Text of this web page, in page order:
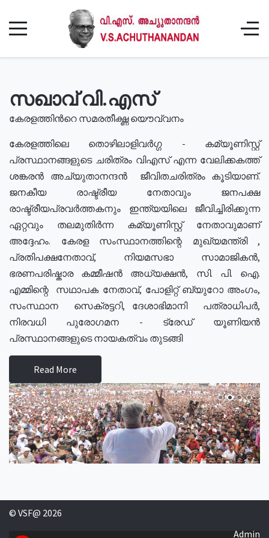
സഖാവ് വി.എസ്
കേരളത്തിൻറെ സമരതീക്ഷ്ണ യൌവ്വനം
കേരളത്തിലെ തൊഴിലാളിവർഗ്ഗ - കമ്യൂണിസ്റ്റ്
പ്രസ്ഥാനങ്ങളുടെ ചരിത്രം വിഎസ് എന്ന വേലിക്കകത്ത്
ശങ്കരൻ അച്യുതാനന്ദൻ ജീവിതചരിത്രം കൂടിയാണ്.
ജനകീയ രാഷ്ട്രീയ നേതാവും ജനപക്ഷ
രാഷ്ട്രീയപ്രവർത്തകനും ഇന്ത്യയിലെ ജീവിച്ചിരിക്കുന്ന
ഏറ്റവും തലമുതിർന്ന കമ്യൂണിസ്റ്റ് നേതാവുമാണ്
അദ്ദേഹം. കേരള സംസ്ഥാനത്തിന്റെ മുഖ്യമന്ത്രി ,
പ്രതിപക്ഷനേതാവ്, നിയമസഭാ സാമാജികൻ,
ഭരണപരിഷ്കാര കമ്മീഷൻ അധ്യക്ഷൻ, സി. പി. ഐ.
എമ്മിന്റെ സഥാപക നേതാവ്, പോളിറ്റ് ബ്യുറോ അംഗം,
സംസ്ഥാന സെക്രട്ടറി, ദേശാഭിമാനി പത്രാധിപർ,
നിരവധി പുരോഗമന - ട്രേഡ് യൂണിയൻ
പ്രസ്ഥാനങ്ങളുടെ നായകത്വം തുടങ്ങി
Read More
© VSF@ 2026
Admin